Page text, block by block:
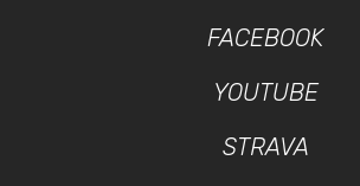
FACEBOOK
YOUTUBE
STRAVA